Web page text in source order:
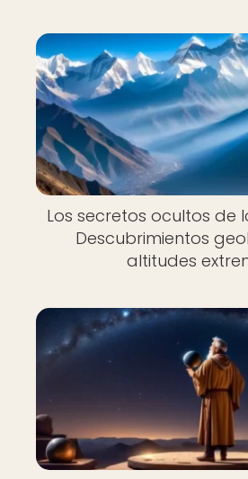
Los secretos ocultos de
Descubrimientos
altitudes